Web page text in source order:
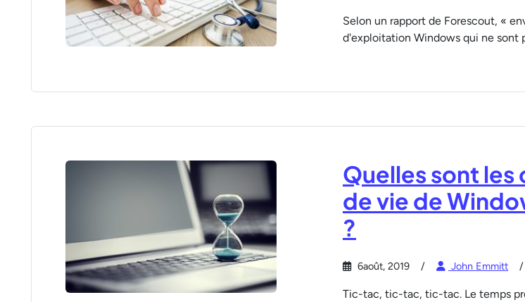
Selon un rapport de Forescout, «
d'exploitation Windows qui ne sont
Quelles sont les
de vie de
?
6août, 2019 John Emmitt
Tic-tac, tic-tac, tic-tac. Le temps